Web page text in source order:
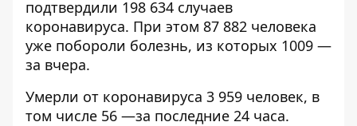
подтвердили 198 634 случаев
коронавируса. При этом 87 882 человека
уже побороли болезнь, из которых 1009 —
за вчера.
Умерли от коронавируса 3 959 человек, в
том числе 56 —за последние 24 часа.